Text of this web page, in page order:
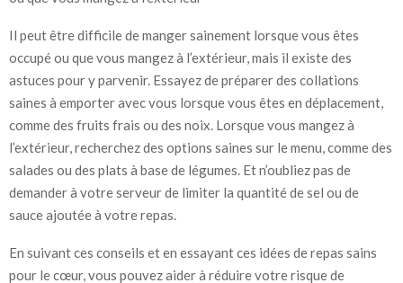
Il peut être difficile de manger sainement lorsque vous êtes
occupé ou que vous mangez à l’extérieur, mais il existe des
astuces pour y parvenir. Essayez de préparer des collations
saines à emporter avec vous lorsque vous êtes en déplacement,
comme des fruits frais ou des noix. Lorsque vous mangez à
l’extérieur, recherchez des options saines sur le menu, comme des
salades ou des plats à base de légumes. Et n’oubliez pas de
demander à votre serveur de limiter la quantité de sel ou de
sauce ajoutée à votre repas.
En suivant ces conseils et en essayant ces idées de repas sains
pour le cœur, vous pouvez aider à réduire votre risque de